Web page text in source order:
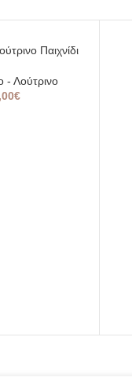
Παιχνίδι
- Λούτρινο
€